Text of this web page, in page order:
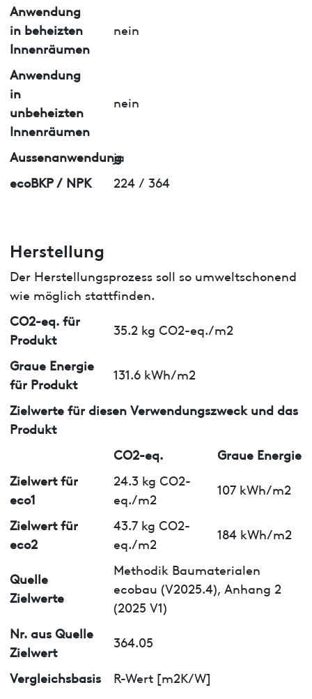
Anwendung
in beheizten
Innenräumen
nein
Anwendung
in
unbeheizten
Innenräumen
nein
Aussenanwendung
ja
ecoBKP / NPK
224 / 364
Herstellung
Der Herstellungsprozess soll so umweltschonend
wie möglich stattfinden.
CO2-eq. für
Produkt
35.2 kg CO2-eq./m2
Graue Energie
für Produkt
131.6 kWh/m2
Zielwerte für diesen Verwendungszweck und das
Produkt
CO2-eq.
Graue Energie
Zielwert für
eco1
24.3 kg CO2-
eq./m2
107 kWh/m2
Zielwert für
eco2
43.7 kg CO2-
eq./m2
184 kWh/m2
Quelle
Zielwerte
Methodik Baumaterialen
ecobau (V2025.4), Anhang 2
(2025 V1)
Nr. aus Quelle
Zielwert
364.05
Vergleichsbasis
R-Wert [m2K/W]